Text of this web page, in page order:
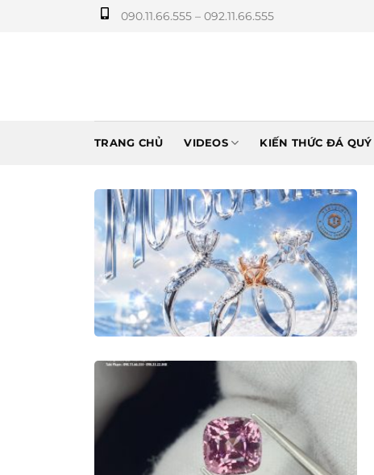
090.11.66.555 – 092.11.66.555
TRANG CHỦ VIDEOS KIẾN THỨC ĐÁ QUÝ